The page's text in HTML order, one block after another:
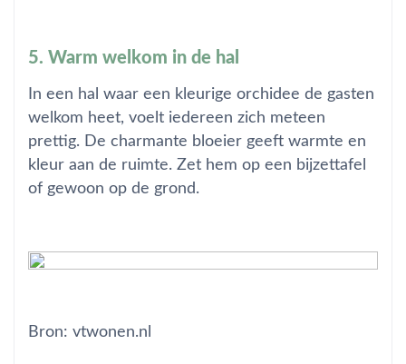
5. Warm welkom in de hal
In een hal waar een kleurige orchidee de gasten
welkom heet, voelt iedereen zich meteen
prettig. De charmante bloeier geeft warmte en
kleur aan de ruimte. Zet hem op een bijzettafel
of gewoon op de grond.
Bron: vtwonen.nl